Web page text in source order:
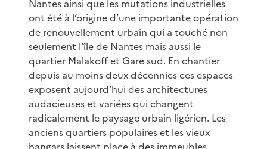
Nantes ainsi que les mutations industrielles
ont été à l’origine d’une importante opération
de renouvellement urbain qui a touché non
seulement l’île de Nantes mais aussi le
quartier Malakoff et Gare sud. En chantier
depuis au moins deux décennies ces espaces
exposent aujourd’hui des architectures
audacieuses et variées qui changent
radicalement le paysage urbain ligérien. Les
anciens quartiers populaires et les vieux